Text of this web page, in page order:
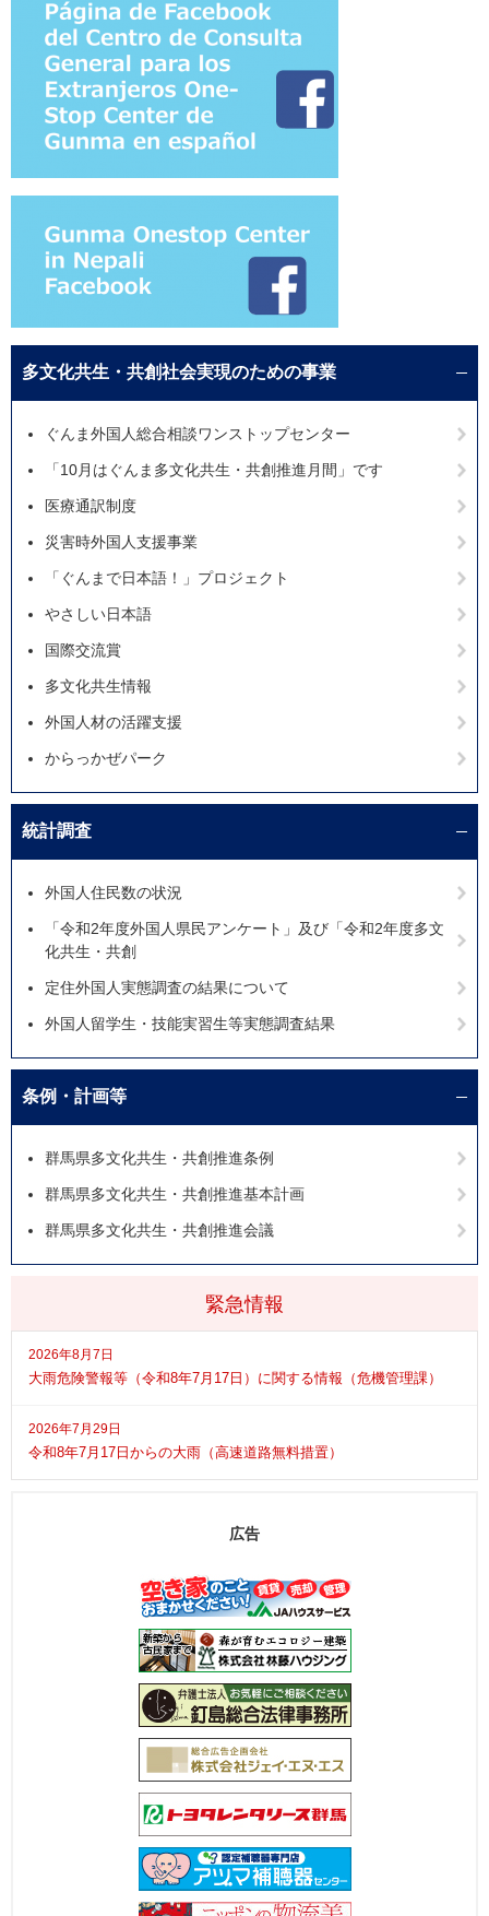
緊急情報
2026年8月7日
大雨危険警報等（令和8年7月17日）に関する情報（危機管理課）
2026年7月29日
令和8年7月17日からの大雨（高速道路無料措置）
多文化共生・共創社会実現のための事業
ぐんま外国人総合相談ワンストップセンター
「10月はぐんま多文化共生・共創推進月間」です
医療通訳制度
災害時外国人支援事業
「ぐんまで日本語！」プロジェクト
やさしい日本語
国際交流賞
多文化共生情報
外国人材の活躍支援
からっかぜパーク
統計調査
外国人住民数の状況
「令和2年度外国人県民アンケート」及び「令和2年度多文
化共生・共創
定住外国人実態調査の結果について
外国人留学生・技能実習生等実態調査結果
条例・計画等
群馬県多文化共生・共創推進条例
群馬県多文化共生・共創推進基本計画
群馬県多文化共生・共創推進会議
広告